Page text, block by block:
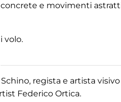
e movimenti
volo.
regista e artista
Federico Ortica.